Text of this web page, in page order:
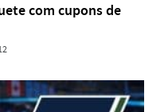
com cupons de